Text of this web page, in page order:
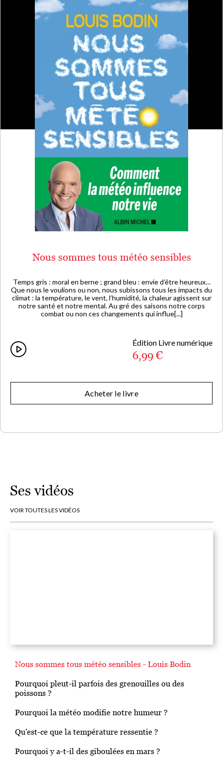
Nous sommes tous météo sensibles
Temps gris : moral en berne ; grand bleu : envie d’être heureux…
Que nous le voulions ou non, nous subissons tous les impacts du
climat : la température, le vent, l’humidité, la chaleur agissent sur
notre santé et notre mental. Au gré des saisons notre corps
combat ou non ces changements qui influe[...]
Édition Livre numérique
6,99 €
Acheter le livre
Ses vidéos
VOIR TOUTES LES VIDÉOS
Nous sommes tous météo sensibles - Louis Bodin
Pourquoi pleut-il parfois des grenouilles ou des
poissons ?
Pourquoi la météo modifie notre humeur ?
Qu'est-ce que la température ressentie ?
Pourquoi y a-t-il des giboulées en mars ?